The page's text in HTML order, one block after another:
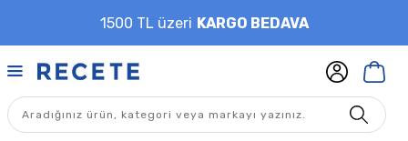
1500 TL üzeri KARGO BEDAVA